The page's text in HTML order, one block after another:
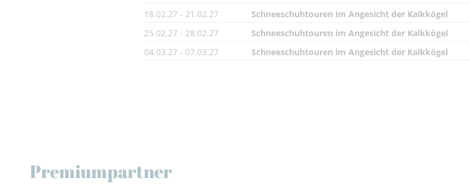
18.02.27 - 21.02.27
Schneeschuhtouren im Angesicht der Kalkkögel
25.02.27 - 28.02.27
Schneeschuhtouren im Angesicht der Kalkkögel
04.03.27 - 07.03.27
Schneeschuhtouren im Angesicht der Kalkkögel
Premiumpartner